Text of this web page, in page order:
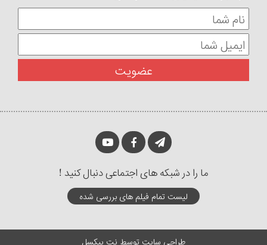
ما را در شبکه های اجتماعی دنبال کنید !
لیست تمام فیلم های بررسی شده
طراحی سایت توسط نت پیکسل